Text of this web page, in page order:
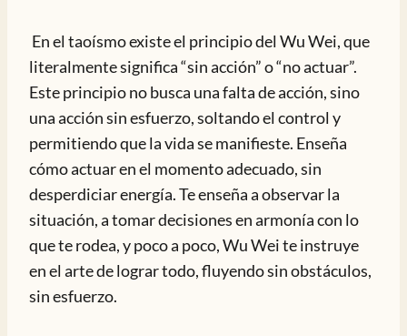
En el taoísmo existe el principio del Wu Wei, que
literalmente significa “sin acción” o “no actuar”.
Este principio no busca una falta de acción, sino
una acción sin esfuerzo, soltando el control y
permitiendo que la vida se manifieste. Enseña
cómo actuar en el momento adecuado, sin
desperdiciar energía. Te enseña a observar la
situación, a tomar decisiones en armonía con lo
que te rodea, y poco a poco, Wu Wei te instruye
en el arte de lograr todo, fluyendo sin obstáculos,
sin esfuerzo.